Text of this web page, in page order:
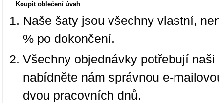
Koupit oblečení úvah
Naše šaty jsou všechny vlastní,
% po dokončení.
Všechny objednávky potřebují
nabídněte nám správnou e-
dvou pracovních dnů.